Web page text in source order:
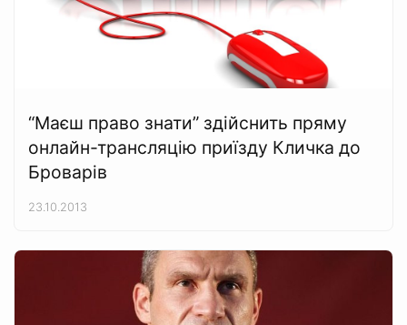
“Маєш право знати” здійснить пряму
онлайн-трансляцію приїзду Кличка до
Броварів
23.10.2013